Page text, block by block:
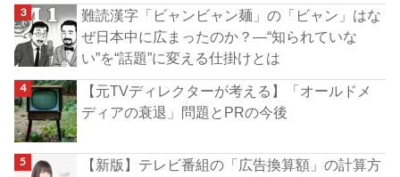
難読漢字「ビャンビャン麺」の「ビャン」はな
ぜ日本中に広まったのか？―“知られていな
い”を“話題”に変える仕掛けとは
【元TVディレクターが考える】「オールドメ
ディアの衰退」問題とPRの今後
【新版】テレビ番組の「広告換算額」の計算方